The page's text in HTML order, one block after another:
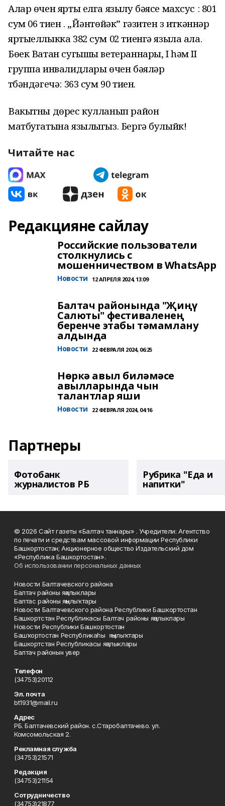
Алар өчен ярты елга язылу бәясе махсус : 801
сум 06 тиен . „Йәнтөйәк” гәзитен үз иткәннәр
яртыеллыкка 382 сум 02 тиенгә языла ала.
Бөек Ватан сугышы ветераннары, I һәм II
группа инвалидлары өчен бәяләр
түбәндәгечә: 363 сум 90 тиен.
Вакытны дөрес кулланып район
матбугатына язылыгыз. Бергә булыйк!
Читайте нас
Редакцияне сайлау
Российские пользователи
столкнулись с
мошенничеством в WhatsApp
Новости 12 АПРЕЛЯ 2024, 13:09
Балтач районында "Җиңү
Салюты" фестиваленең
беренче этабы тәмамлану
алдында
Новости 22 ФЕВРАЛЯ 2024, 06:25
Нөркә авыл биләмәсе
авылларында чын
талантлар яши
Новости 22 ФЕВРАЛЯ 2024, 04:16
Партнеры
Фотобанк
журналистов РБ
Рубрика "Еда и
напитки"
© 2026 Сайт газеты «Балтач таннары» . Учредители: Агентство
по печати и средствам массовой информации Республики
Башкортостан; Акционерное общество Издательский дом
«Республика Башкортостан».
Об использовании персональных данных
Новости Балтачевского района
Балтач районы яңалыклары
Балтас районы яңылыҡтары
Новости Балтачевского района Республики Башкортостан
Башкортстан Республикасы Балтач районы яңалыклары
Новости Республики Башкортостан
Башҡортостан Республикаһы яңылыҡтары
Башкортстан Республикасы яңалыклары
Балтач районын увер
Телефон
(34753)20112
Эл. почта
bt1931@mail.ru
Адрес
РБ. Балтачевский район. с.Старобалтачево. ул.
Комсомольская 2.
Рекламная служба
(34753)21571
Редакция
(34753)21154
Сотрудничество
(34753)21877